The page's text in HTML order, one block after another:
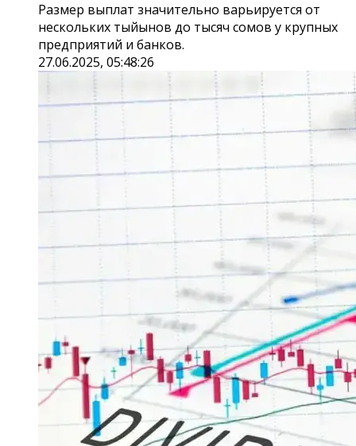
Размер выплат значительно варьируется от
нескольких тыйынов до тысяч сомов у крупных
предприятий и банков.
27.06.2025, 05:48:26